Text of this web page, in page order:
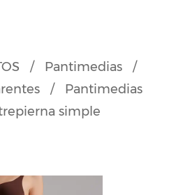
/ Pantimedias
/
/
Pantimedias
simple